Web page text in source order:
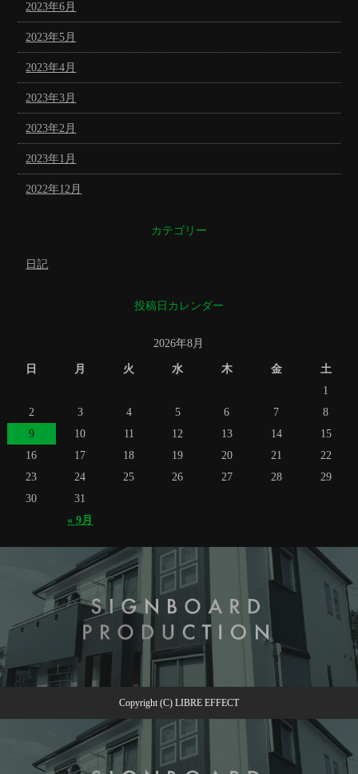
2023年6月
2023年5月
2023年4月
2023年3月
2023年2月
2023年1月
2022年12月
カテゴリー
日記
投稿日カレンダー
2026年8月
日 月 火 水 木 金 土
« 9月
1
2
3 4 5 6 7
8
9
10 11 12 13 14
15
16
17 18 19 20 21
22
23
24 25 26 27 28
29
30
31
Copyright (C) LIBRE EFFECT